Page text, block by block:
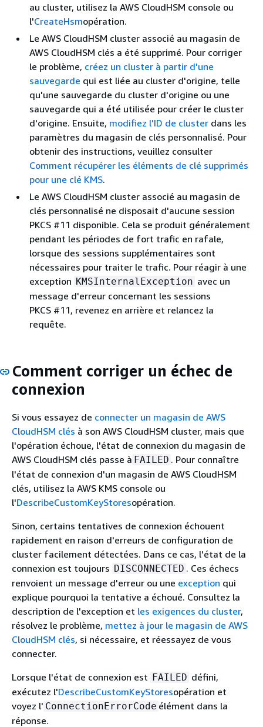
au cluster, utilisez la AWS CloudHSM console ou
l'CreateHsmopération.
Le AWS CloudHSM cluster associé au magasin de
AWS CloudHSM clés a été supprimé. Pour corriger
le problème, créez un cluster à partir d'une
sauvegarde qui est liée au cluster d'origine, telle
qu'une sauvegarde du cluster d'origine ou une
sauvegarde qui a été utilisée pour créer le cluster
d'origine. Ensuite, modifiez l'ID de cluster dans les
paramètres du magasin de clés personnalisé. Pour
obtenir des instructions, veuillez consulter
Comment récupérer les éléments de clé supprimés
pour une clé KMS.
Le AWS CloudHSM cluster associé au magasin de
clés personnalisé ne disposait d'aucune session
PKCS #11 disponible. Cela se produit généralement
pendant les périodes de fort trafic en rafale,
lorsque des sessions supplémentaires sont
nécessaires pour traiter le trafic. Pour réagir à une
exception KMSInternalException avec un
message d'erreur concernant les sessions
PKCS #11, revenez en arrière et relancez la
requête.
Comment corriger un échec de
connexion
Si vous essayez de connecter un magasin de AWS
CloudHSM clés à son AWS CloudHSM cluster, mais que
l'opération échoue, l'état de connexion du magasin de
AWS CloudHSM clés passe à FAILED . Pour connaître
l'état de connexion d'un magasin de AWS CloudHSM
clés, utilisez la AWS KMS console ou
l'DescribeCustomKeyStoresopération.
Sinon, certains tentatives de connexion échouent
rapidement en raison d'erreurs de configuration de
cluster facilement détectées. Dans ce cas, l'état de la
connexion est toujours DISCONNECTED . Ces échecs
renvoient un message d'erreur ou une exception qui
explique pourquoi la tentative a échoué. Consultez la
description de l'exception et les exigences du cluster,
résolvez le problème, mettez à jour le magasin de AWS
CloudHSM clés, si nécessaire, et réessayez de vous
connecter.
Lorsque l'état de connexion est FAILED défini,
exécutez l'DescribeCustomKeyStoresopération et
voyez l' ConnectionErrorCode élément dans la
réponse.